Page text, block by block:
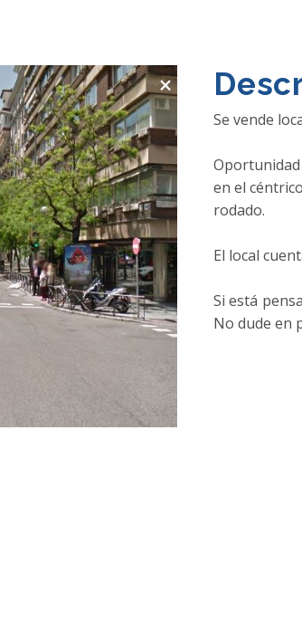
×
Se vende
en el
rodado.
El local
Si está
No dude en